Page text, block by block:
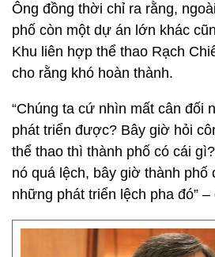
Ông đồng thời chỉ ra rằng,
phố còn một dự án lớn khác
Khu liên hợp thể thao Rạch
cho rằng khó hoàn thành.
“Chúng ta cứ nhìn mất cân đối
phát triển được? Bây giờ hỏi
thể thao thì thành phố có cái
nó quá lệch, bây giờ thành phố
những phát triển lệch pha đó”